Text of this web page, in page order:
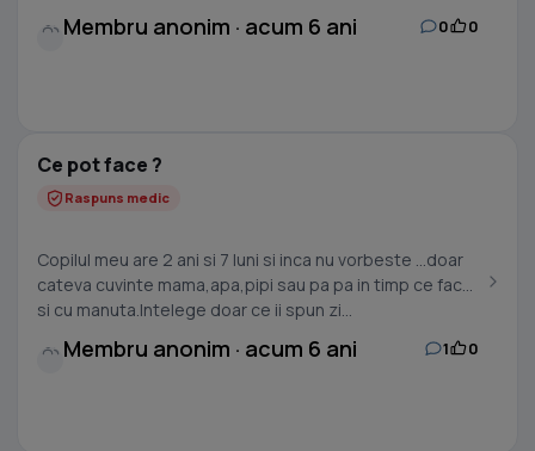
Membru anonim · acum 6 ani 0 0
Ce pot face ?
Raspuns medic
Copilul meu are 2 ani si 7 luni si inca nu vorbeste ...doar
cateva cuvinte mama,apa,pipi sau pa pa in timp ce face
si cu manuta.Intelege doar ce ii spun zi...
Membru anonim · acum 6 ani 1 0